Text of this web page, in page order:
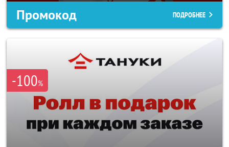
Промокод ПОДРОБНЕЕ
-100%